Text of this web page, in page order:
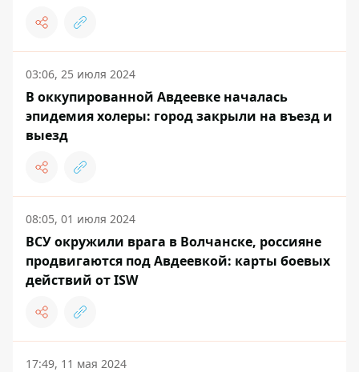
03:06, 25 июля 2024
В оккупированной Авдеевке началась
эпидемия холеры: город закрыли на въезд и
выезд
08:05, 01 июля 2024
ВСУ окружили врага в Волчанске, россияне
продвигаются под Авдеевкой: карты боевых
действий от ISW
17:49, 11 мая 2024